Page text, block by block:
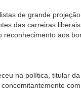
projeção
das carreiras
reconhecimento aos
titular da